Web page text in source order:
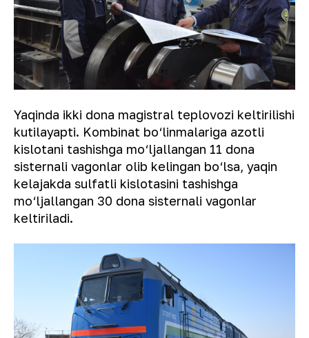
Yaqinda ikki dona magistral teplovozi keltirilishi
kutilayapti. Kombinat bo‘linmalariga azotli
kislotani tashishga mo‘ljallangan 11 dona
sisternali vagonlar olib kelingan bo‘lsa, yaqin
kelajakda sulfatli kislotasini tashishga
mo‘ljallangan 30 dona sisternali vagonlar
keltiriladi.